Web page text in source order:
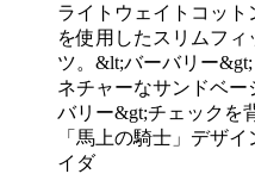
ライトウェイトコット
を使用したスリムフィ
ツ。&lt;バーバリー
ネチャーなサンドベー
バリー&gt;チェックを
「馬上の騎士」デザ
イダ